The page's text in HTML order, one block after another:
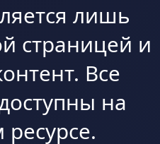
лишь
страницей и
Все
на